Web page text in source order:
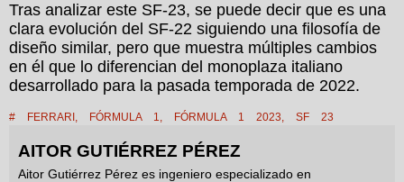
Tras analizar este SF-23, se puede decir que es una
clara evolución del SF-22 siguiendo una filosofía de
diseño similar, pero que muestra múltiples cambios
en él que lo diferencian del monoplaza italiano
desarrollado para la pasada temporada de 2022.
# FERRARI, FÓRMULA 1, FÓRMULA 1 2023, SF 23
AITOR GUTIÉRREZ PÉREZ
Aitor Gutiérrez Pérez es ingeniero especializado en